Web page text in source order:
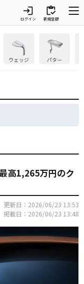
login
ログイン
inventory
新規登録
ウェッジ パター
高1,265万円のク
更新日：2026/06/23 13:53
掲載日：2026/06/23 13:48